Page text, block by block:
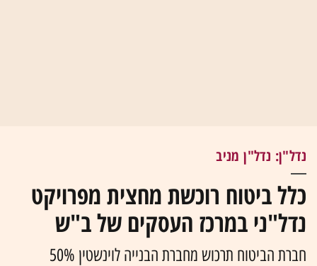
נדל"ן: נדל"ן מניב
כלל ביטוח רוכשת מחצית מפרויקט
נדל"ני במרכז העסקים של ב"ש
חברת הביטוח תרכוש מחברת הבנייה לוינשטין 50%